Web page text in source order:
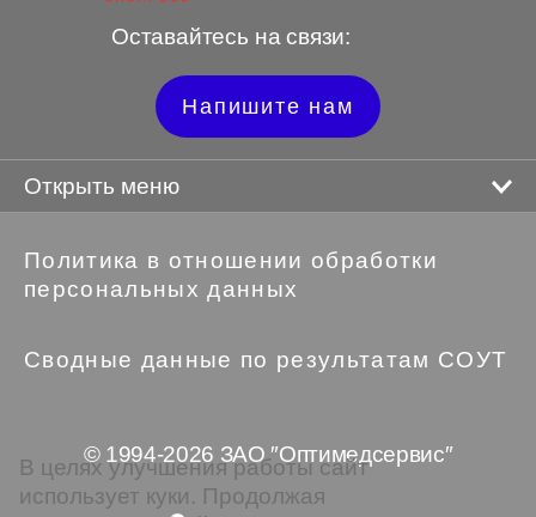
Оставайтесь на связи:
Напишите нам
Открыть меню
Политика в отношении обработки
персональных данных
Сводные данные по результатам СОУТ
© 1994-2026 ЗАО ″Оптимедсервис″
В целях улучшения работы сайт
использует куки. Продолжая